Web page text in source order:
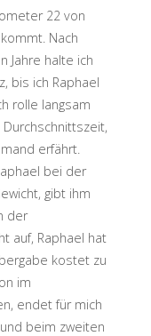
22 von
Nach
Jahre halte ich
bis ich Raphael
rolle langsam
erfährt.
bei der
gibt ihm
der
auf, Raphael hat
kostet zu
im
endet für mich
beim zweiten